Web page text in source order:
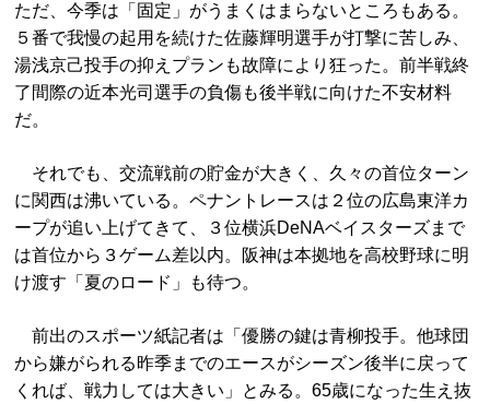
ただ、今季は「固定」がうまくはまらないところもある。
５番で我慢の起用を続けた佐藤輝明選手が打撃に苦しみ、
湯浅京己投手の抑えプランも故障により狂った。前半戦終
了間際の近本光司選手の負傷も後半戦に向けた不安材料
だ。
それでも、交流戦前の貯金が大きく、久々の首位ターン
に関西は沸いている。ペナントレースは２位の広島東洋カ
ープが追い上げてきて、３位横浜DeNAベイスターズまで
は首位から３ゲーム差以内。阪神は本拠地を高校野球に明
け渡す「夏のロード」も待つ。
前出のスポーツ紙記者は「優勝の鍵は青柳投手。他球団
から嫌がられる昨季までのエースがシーズン後半に戻って
くれば、戦力しては大きい」とみる。65歳になった生え抜